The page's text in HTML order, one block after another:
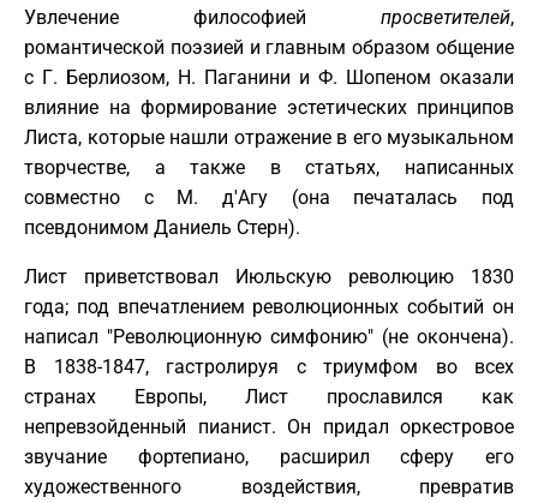
Увлечение философией просветителей,
романтической поэзией и главным образом общение
с Г. Берлиозом, Н. Паганини и Ф. Шопеном оказали
влияние на формирование эстетических принципов
Листа, которые нашли отражение в его музыкальном
творчестве, а также в статьях, написанных
совместно с М. д'Агу (она печаталась под
псевдонимом Даниель Стерн).
Лист приветствовал Июльскую революцию 1830
года; под впечатлением революционных событий он
написал "Революционную симфонию" (не окончена).
В 1838-1847, гастролируя с триумфом во всех
странах Европы, Лист прославился как
непревзойденный пианист. Он придал оркестровое
звучание фортепиано, расширил сферу его
художественного воздействия, превратив